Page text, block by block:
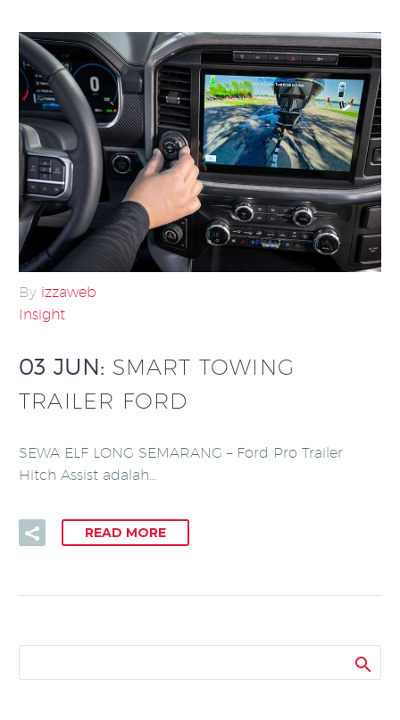
By izzaweb
Insight
03 JUN: SMART TOWING
TRAILER FORD
SEWA ELF LONG SEMARANG – Ford Pro Trailer
Hitch Assist adalah…
READ MORE